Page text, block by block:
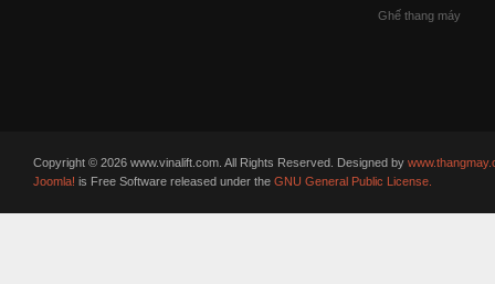
Ghế thang máy
Copyright © 2026 www.vinalift.com. All Rights Reserved. Designed by
Joomla! is Free Software released under the GNU General Public License.